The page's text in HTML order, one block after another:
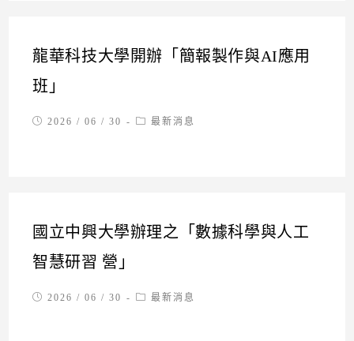
龍華科技大學開辦「簡報製作與AI應用
班」
Post2026 / 06 / 30
Post最新消息
國立中興大學辦理之「數據科學與人工
智慧研習 營」
Post2026 / 06 / 30
Post最新消息